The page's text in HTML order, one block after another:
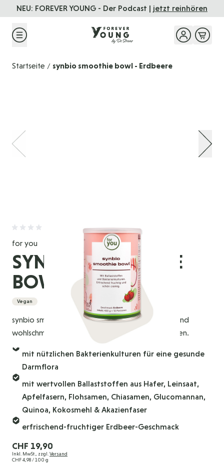
Direkt zum Inhalt
NEU: FOREVER YOUNG - Der Podcast | jetzt reinhören
Startseite / synbio smoothie bowl - Erdbeere
for you
SYNBIO SMOOTHIE
BOWL - ERDBEERE
Vegan
synbio smoothie bowl ist ein ballaststoffreicher und
wohlschmeckender Smoothie mit Bakterienkulturen.
mit nützlichen Bakterienkulturen für eine gesunde
Darmflora
mit wertvollen Ballaststoffen aus Hafer, Leinsaat,
Apfelfasern, Flohsamen, Chiasamen, Glucomannan,
Quinoa, Kokosmehl & Akazienfaser
erfrischend-fruchtiger Erdbeer-Geschmack
CHF 19,90
Inkl. MwSt., zzgl. Versand
CHF 4,98 / 100 g